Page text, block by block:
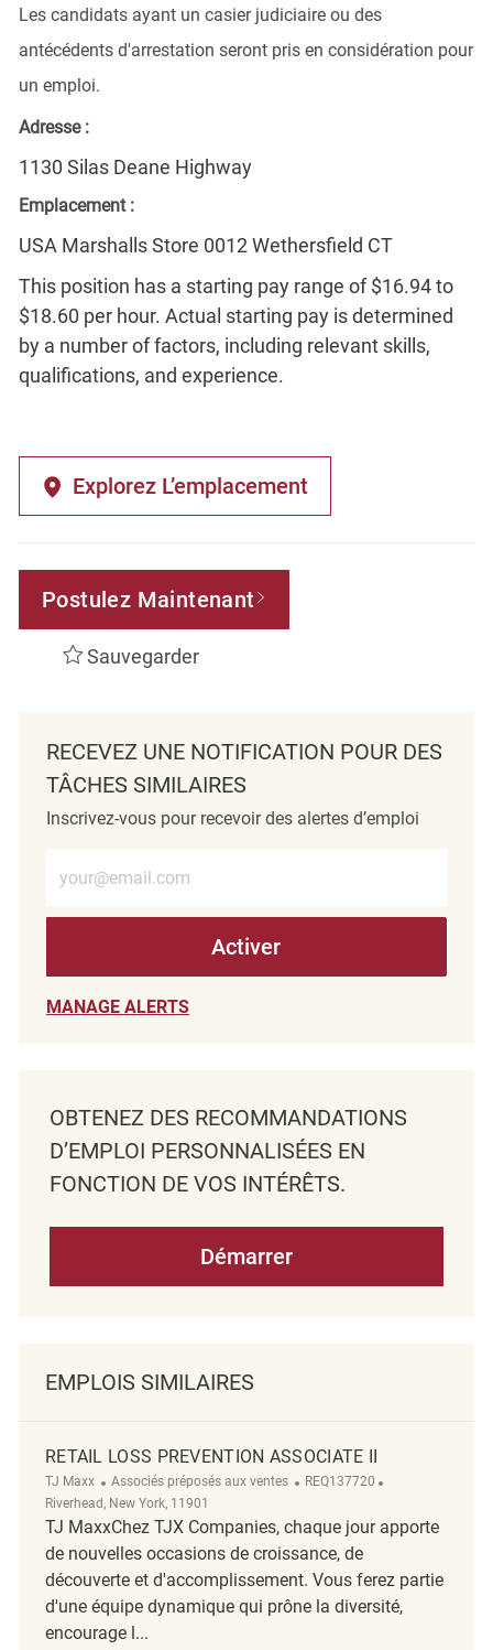
Les candidats ayant un casier judiciaire ou des
antécédents d'arrestation seront pris en considération pour
un emploi.
Adresse :
1130 Silas Deane Highway
Emplacement :
USA Marshalls Store 0012 Wethersfield CT
This position has a starting pay range of $16.94 to
$18.60 per hour. Actual starting pay is determined
by a number of factors, including relevant skills,
qualifications, and experience.
Explorez L’emplacement
Postulez Maintenant
Sauvegarder
RECEVEZ UNE NOTIFICATION POUR DES
TÂCHES SIMILAIRES
Inscrivez-vous pour recevoir des alertes d’emploi
Activer
MANAGE ALERTS
OBTENEZ DES RECOMMANDATIONS
D’EMPLOI PERSONNALISÉES EN
FONCTION DE VOS INTÉRÊTS.
Démarrer
EMPLOIS SIMILAIRES
RETAIL LOSS PREVENTION ASSOCIATE II
TJ Maxx Catégorie
Associés préposés aux ventes ReqId
REQ137720
Riverhead, New York, 11901
TJ MaxxChez TJX Companies, chaque jour apporte
de nouvelles occasions de croissance, de
découverte et d'accomplissement. Vous ferez partie
d'une équipe dynamique qui prône la diversité,
encourage l...